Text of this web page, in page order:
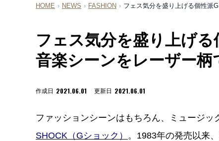
HOME › NEWS › FASHION › フェス気分を盛り上げる個性派
フェス気分を盛り上げ
音楽シーンをレーザー柄
作成日 2021.06.01 更新日 2021.06.01
ファッションシーンはもちろん、ミュージ
SHOCK（Gショック） 。1983年の発売以来